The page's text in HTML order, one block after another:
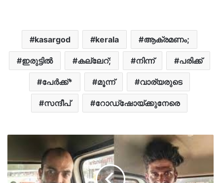
kasargod kerala ആക്രമണം;
ഇരുട്ടിൽ കല്ലേറ്; നിന്ന് പരിക്ക്
പേർക്ക്* മൂന്ന് വാര്യരുടെ
സന്ദീപ് റോഡ്ഷോയ്ക്കുനേരെ